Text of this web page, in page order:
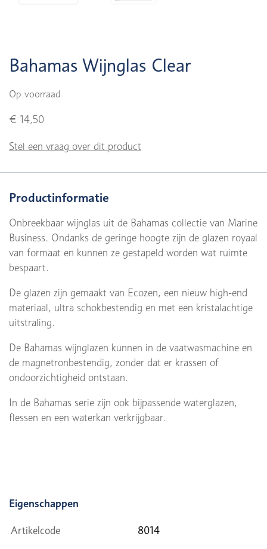
Bahamas Wijnglas Clear
Op voorraad
€ 14,50
Stel een vraag over dit product
Productinformatie
Onbreekbaar wijnglas uit de Bahamas collectie van Marine
Business. Ondanks de geringe hoogte zijn de glazen royaal
van formaat en kunnen ze gestapeld worden wat ruimte
bespaart.
De glazen zijn gemaakt van Ecozen, een nieuw high-end
materiaal, ultra schokbestendig en met een kristalachtige
uitstraling.
De Bahamas wijnglazen kunnen in de vaatwasmachine en
de magnetronbestendig, zonder dat er krassen of
ondoorzichtigheid ontstaan.
In de Bahamas serie zijn ook bijpassende waterglazen,
flessen en een waterkan verkrijgbaar.
Eigenschappen
Artikelcode 8014